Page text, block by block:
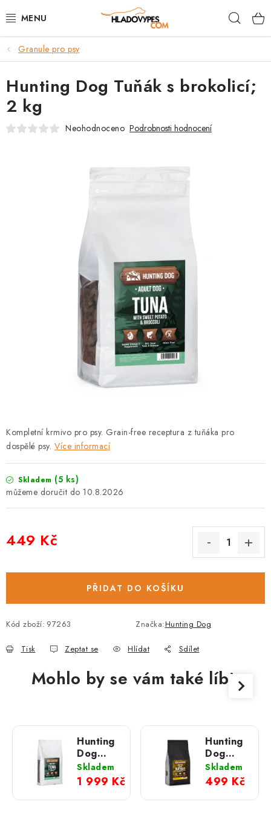
na
POTŘEBY PRO PSY
TAMI PŘEPRAVNÍ BOXY
SPORT SE PSEM
VĚRNOSTNÍ PROGRAM
VÝMĚNA, VRÁCENÍ A REKLAMACE
Podmínky ochrany osobních údajů
FAQ
Granule pro psy
Kompletní krmivo pro psy. Grain-free receptura z tuňáka pro
dospělé psy. Více informací
Skladem (5 ks)
10.8.2026
449 Kč
PŘIDAT DO KOŠÍKU
Kód zboží: 97263 Značka:Hunting Dog
Tisk Zeptat se Hlídat Sdílet
Hunting Dog Tuňák s brokolicí;
2 kg
Neohodnoceno Podrobnosti hodnocení
Mohlo by se vám také líbit
Hunting
Dog
Tuňák s
brokolicí;
12 kg
Skladem
1 999 Kč
Hunting
Dog
Italský
buvol s
bazalkou;
2 kg
Skladem
499 Kč